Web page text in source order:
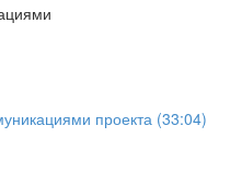
проекта (33:04)